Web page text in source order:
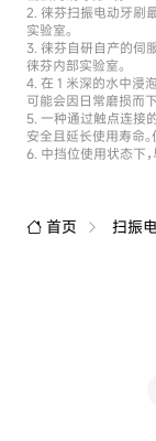
徕芬扫振电动牙刷
实验室。
徕芬自研自产的伺
徕芬内部实验室。
在 1 米深的水中浸
可能会因日常磨损而下
一种通过触点连接
安全且延长使用寿命
中挡位使用状态下
首页 扫振